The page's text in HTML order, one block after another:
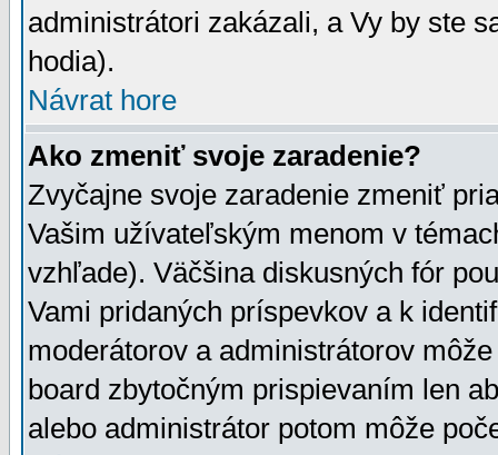
administrátori zakázali, a Vy by ste
hodia).
Návrat hore
Ako zmeniť svoje zaradenie?
Zvyčajne svoje zaradenie zmeniť
Vašim užívateľským menom v
vzhľade). Väčšina diskusných fór
Vami pridaných príspevkov a k
moderátorov a administrátorov
board zbytočným prispievaním len
alebo administrátor potom môže